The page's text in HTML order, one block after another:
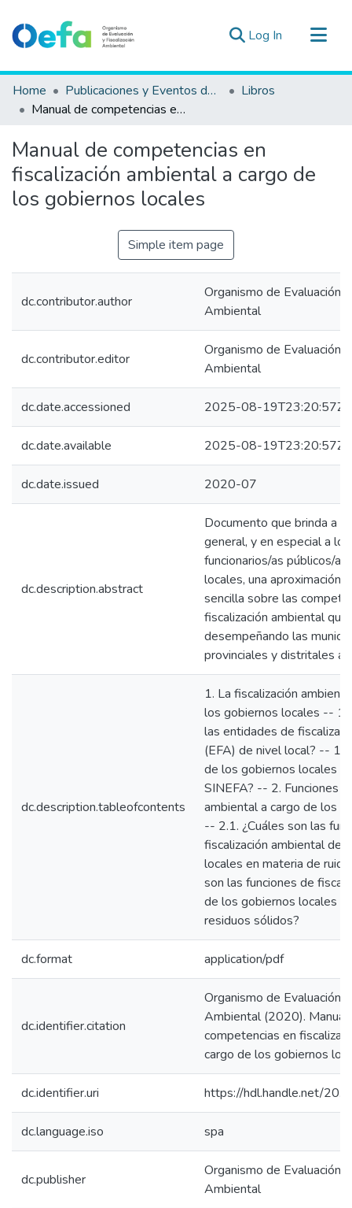
Log In (current)
Communities & Collections
All of DSpace
Estad. Externas
Guias ▾
Home Publicaciones y Eventos del OEFA
Libros
Manual de competencias en fiscalización ambiental a cargo de los gobiernos locales
Manual de competencias en
fiscalización ambiental a cargo de
los gobiernos locales
Simple item page
dc.contributor.author
Organismo de Evaluación
Ambiental
dc.contributor.editor
Organismo de Evaluación
Ambiental
dc.date.accessioned 2025-08-19T23:20:57Z
dc.date.available 2025-08-19T23:20:57Z
dc.date.issued 2020-07
dc.description.abstract
Documento que brinda a
general, y en especial a
funcionarios/as públicos/
locales, una aproximación
sencilla sobre las
fiscalización ambiental que
desempeñando las
provinciales y distritales a
dc.description.tableofcontents
1. La fiscalización
los gobiernos locales --
las entidades de
(EFA) de nivel local? --
de los gobiernos locales e
SINEFA? -- 2. Funciones
ambiental a cargo de los
-- 2.1. ¿Cuáles son las
fiscalización ambiental de
locales en materia de
son las funciones de
de los gobiernos locales
residuos sólidos?
dc.format application/pdf
dc.identifier.citation
Organismo de Evaluación
Ambiental (2020). Manual
competencias en
cargo de los gobiernos
dc.identifier.uri https://hdl.handle.net/
dc.language.iso spa
dc.publisher
Organismo de Evaluación
Ambiental